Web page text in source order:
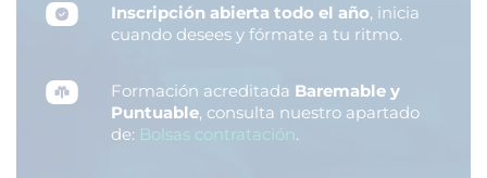
Inscripción abierta todo el año, inicia
cuando desees y fórmate a tu ritmo.
Formación acreditada Baremable y
Puntuable, consulta nuestro apartado
de: Bolsas contratación.